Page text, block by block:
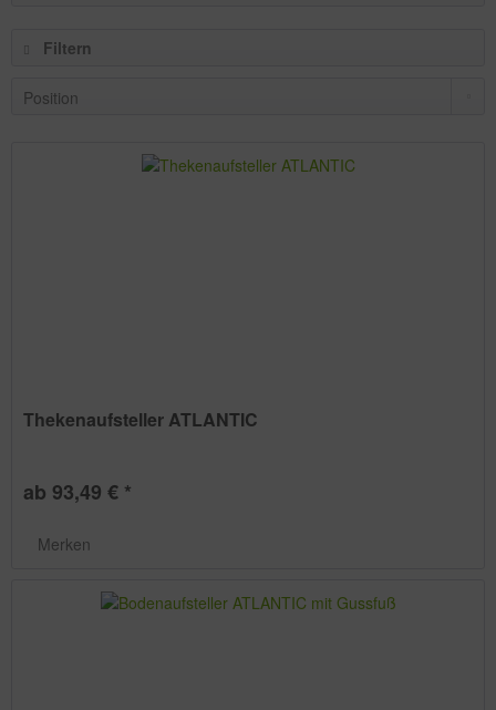
Filtern
Thekenaufsteller ATLANTIC
ab 93,49 € *
Merken